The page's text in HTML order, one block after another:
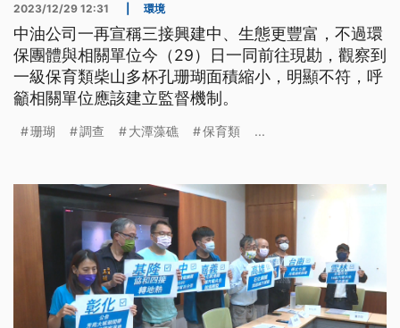
2023/12/29 12:31 環境
中油公司一再宣稱三接興建中、生態更豐富，不過環
保團體與相關單位今（29）日一同前往現勘，觀察到
一級保育類柴山多杯孔珊瑚面積縮小，明顯不符，呼
籲相關單位應該建立監督機制。
珊瑚 調查 大潭藻礁 保育類 ...